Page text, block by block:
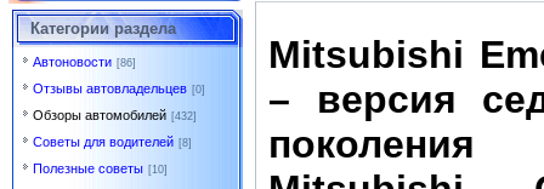
Категории раздела
Автоновости [86]
Отзывы автовладельцев [0]
Обзоры автомобилей [432]
Советы для водителей [8]
Полезные советы [10]
Mitsubishi
– версия
поколения